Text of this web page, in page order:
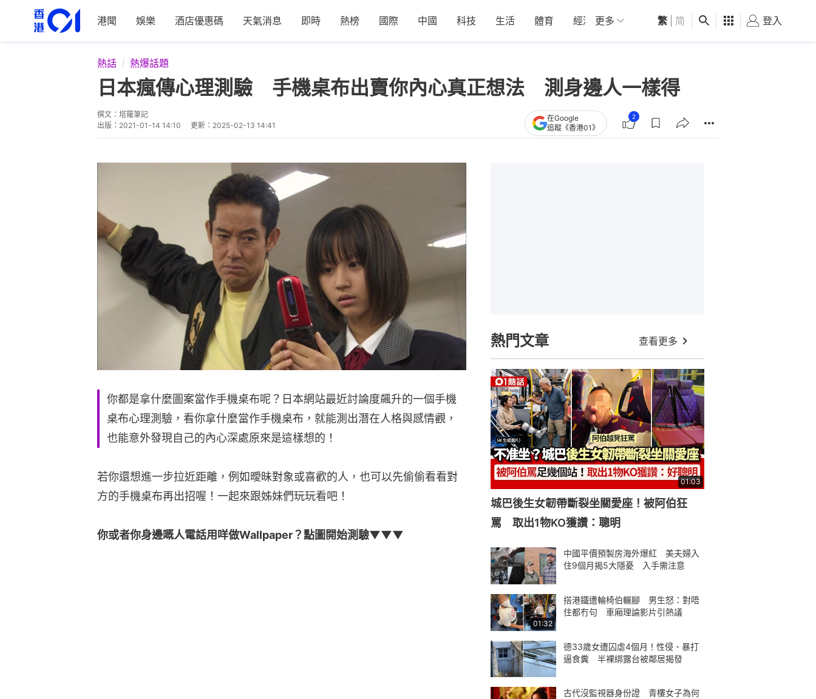
港聞 娛樂 酒店優惠碼 天氣消息 即時 熱榜 國際 中國 科技 生活 體育 經濟 01深圳 觀點 健康 好食玩飛
更多 繁 简 登入
熱話 熱爆話題
日本瘋傳心理測驗 手機桌布出賣你內心真正想法 測身邊人一樣得
撰文： 塔羅筆記
出版： 2021-01-14 14:10 更新： 2025-02-13 14:41
在Google
追蹤《香港01》
2
你都是拿什麼圖案當作手機桌布呢？日本網站最近討論度飆升的一個手機
桌布心理測驗，看你拿什麼當作手機桌布，就能測出潛在人格與感情觀，
也能意外發現自己的內心深處原來是這樣想的！
若你還想進一步拉近距離，例如曖昧對象或喜歡的人，也可以先偷偷看看對
方的手機桌布再出招喔！一起來跟姊妹們玩玩看吧！
你或者你身邊嘅人電話用咩做Wallpaper？點圖開始測驗▼▼▼
熱門文章 查看更多
01:03
城巴後生女韌帶斷裂坐關愛座！被阿伯狂
罵 取出1物KO獲讚：聰明
中國平價預製房海外爆紅 美夫婦入
住9個月揭5大隱憂 入手需注意
01:32
搭港鐵遭輪椅伯輾腳 男生怒：對唔
住都冇句 車廂理論影片引熱議
德33歲女遭囚虐4個月！性侵、暴打
逼食糞 半裸綁露台被鄰居揭發
古代沒監視器身份證 青樓女子為何